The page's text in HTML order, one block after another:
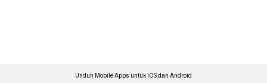
Unduh Mobile Apps untuk iOS dan Android